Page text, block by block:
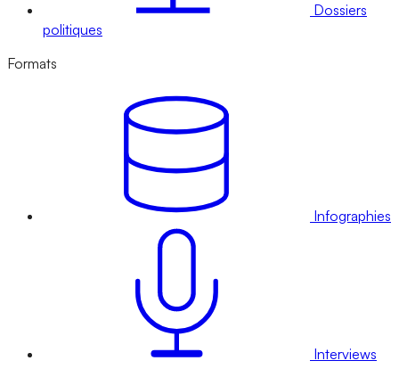
Dossiers
politiques
Formats
Infographies
Interviews